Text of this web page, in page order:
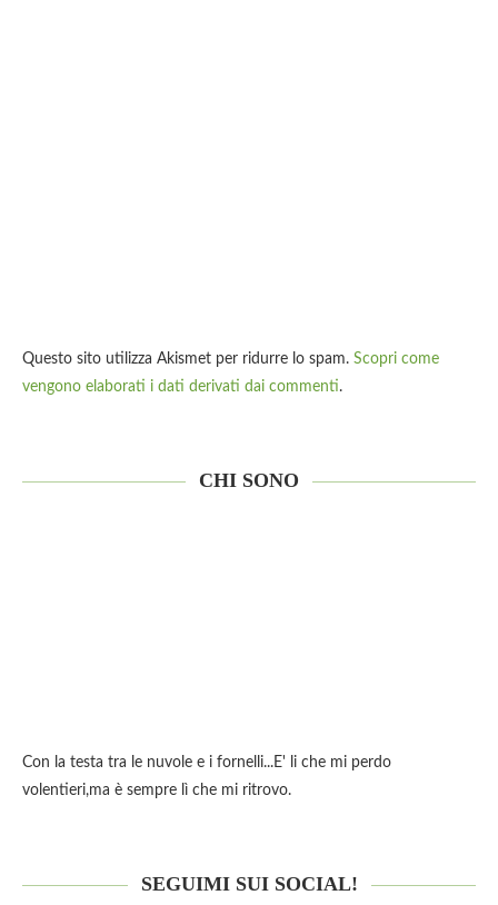
Questo sito utilizza Akismet per ridurre lo spam. Scopri come
vengono elaborati i dati derivati dai commenti.
CHI SONO
Con la testa tra le nuvole e i fornelli...E' li che mi perdo
volentieri,ma è sempre lì che mi ritrovo.
SEGUIMI SUI SOCIAL!